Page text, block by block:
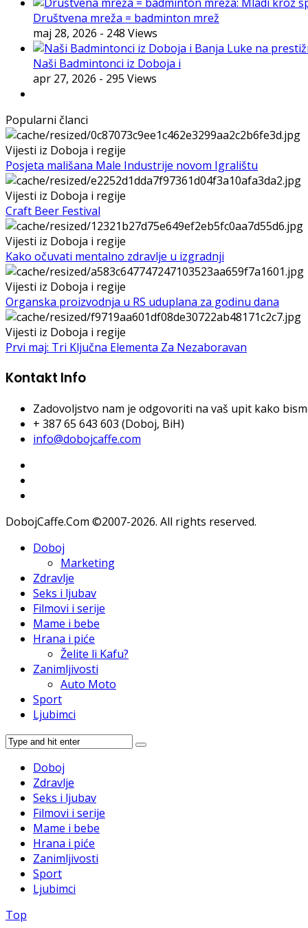
Društvena mreža = badminton mrež
maj 28, 2026 - 248 Views
Naši Badmintonci iz Doboja i
apr 27, 2026 - 295 Views
Popularni članci
Vijesti iz Doboja i regije
Posjeta mališana Male Industrije novom Igralištu
Vijesti iz Doboja i regije
Craft Beer Festival
Vijesti iz Doboja i regije
Kako očuvati mentalno zdravlje u izgradnji
Vijesti iz Doboja i regije
Organska proizvodnja u RS uduplana za godinu dana
Vijesti iz Doboja i regije
Prvi maj: Tri Ključna Elementa Za Nezaboravan
Kontakt Info
Zadovoljstvo nam je odgovoriti na vaš upit kako
+ 387 65 643 603 (Doboj, BiH)
info@dobojcaffe.com
DobojCaffe.Com ©2007-2026. All rights reserved.
Doboj
Marketing
Zdravlje
Seks i ljubav
Filmovi i serije
Mame i bebe
Hrana i piće
Želite li Kafu?
Zanimljivosti
Auto Moto
Sport
Ljubimci
Doboj
Zdravlje
Seks i ljubav
Filmovi i serije
Mame i bebe
Hrana i piće
Zanimljivosti
Sport
Ljubimci
Top